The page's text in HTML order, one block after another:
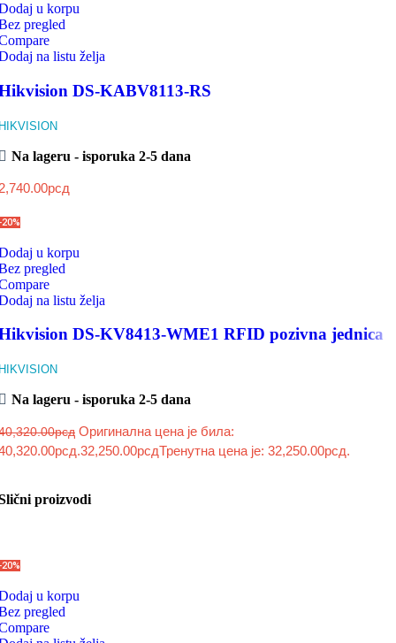
u korpu
pregled
na listu želja
DS-KABV8113-RS
Na lageru - isporuka 2-5 dana
рсд
u korpu
pregled
na listu želja
DS-KV8413-WME1 RFID pozivna jednica
Na lageru - isporuka 2-5 dana
рсд Оригинална цена је била:
32,250.00рсдТренутна цена је: 32,250.00рсд.
proizvodi
u korpu
pregled